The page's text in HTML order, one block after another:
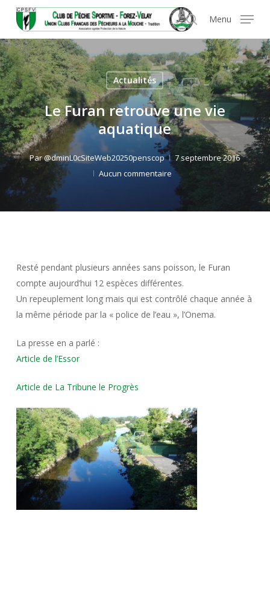
Panneau de gestion des cookies
main
content
search
Menu
Actualités
Le Furan retrouve une vie
aquatique
Par@dminL0cSiteWeb20250penscop
7 septembre 2016
Aucun commentaire
Resté pendant plusieurs années sans poisson, le Furan
compte aujourd’hui 12 espèces différentes.
Un repeuplement long mais qui est contrôlé chaque année à
la même période par la « police de l’eau », l’Onema.
La presse en a parlé :
Article de l’Essor
Article de La Tribune le Progrès